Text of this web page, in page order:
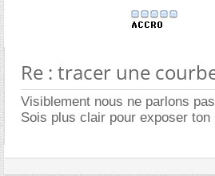
Re : tracer une
Visiblement nous ne parlons
Sois plus clair pour exposer ton